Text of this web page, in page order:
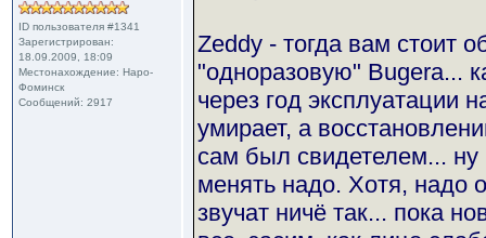
ID пользователя #1341
Зарегистрирован:
18.09.2009, 18:09
Местонахождение: Наро-
Фоминск
Сообщений: 2917
Zeddy - тогда вам стоит
"одноразовую" Bugera...
через год эксплуатации
умирает, а
сам был свидетелем... ну
менять надо. Хотя, надо
звучат ничё так... пока